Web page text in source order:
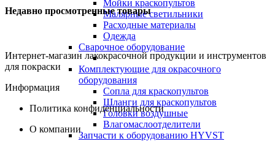
Мойки краскопультов
Малярные светильники
Расходные материалы
Одежда
Сварочное оборудование
Комплектующие для окрасочного
оборудования
Сопла для краскопультов
Шланги для краскопультов
Головки воздушные
Влагомаслоотделители
Запчасти к оборудованию HYVST
Недавно просмотренные товары
Интернет-магазин лакокрасочной продукции и инструментов
для покраски
Информация
Политика конфиденциальности
О компании